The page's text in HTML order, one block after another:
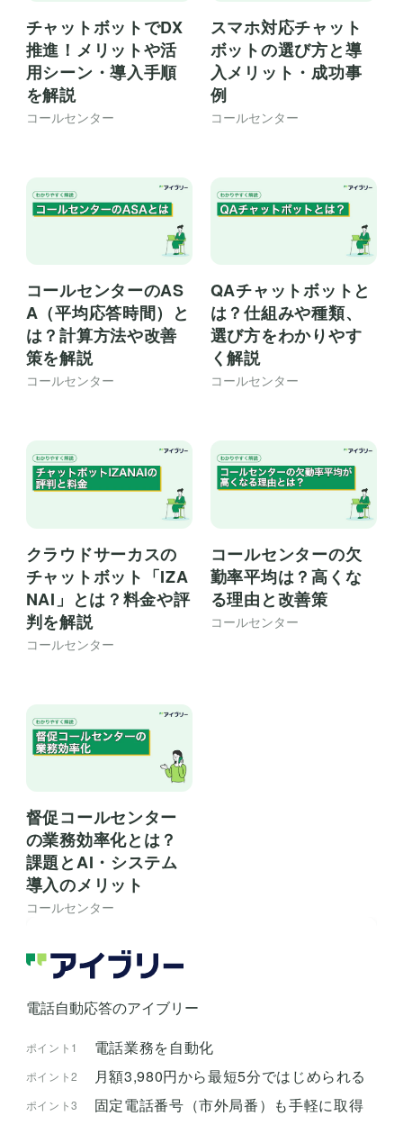
チャットボットでDX
推進！メリットや活
用シーン・導入手順
を解説
コールセンター
スマホ対応チャット
ボットの選び方と導
入メリット・成功事
例
コールセンター
コールセンターのAS
A（平均応答時間）と
は？計算方法や改善
策を解説
コールセンター
QAチャットボットと
は？仕組みや種類、
選び方をわかりやす
く解説
コールセンター
クラウドサーカスの
チャットボット「IZA
NAI」とは？料金や評
判を解説
コールセンター
コールセンターの欠
勤率平均は？高くな
る理由と改善策
コールセンター
督促コールセンター
の業務効率化とは？
課題とAI・システム
導入のメリット
コールセンター
電話自動応答のアイブリー
ポイント1 電話業務を自動化
ポイント2 月額3,980円から最短5分ではじめられる
ポイント3 固定電話番号（市外局番）も手軽に取得